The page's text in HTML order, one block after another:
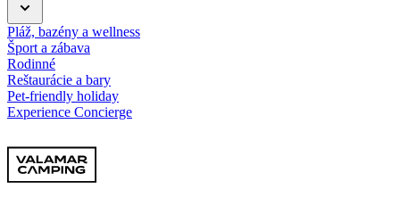
Pláž, bazény a wellness
Šport a zábava
Rodinné
Reštaurácie a bary
Pet-friendly holiday
Experience Concierge